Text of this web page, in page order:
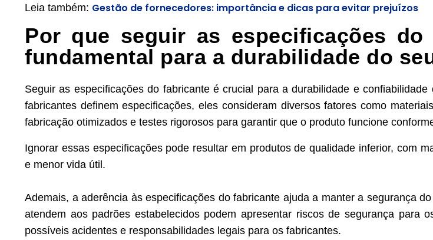
Leia também: Gestão de fornecedores: importância e dicas para evitar prejuízos
Por que seguir as especificações do
fundamental para a durabilidade do
Seguir as especificações do fabricante é crucial para a durabilidade e
fabricantes definem especificações, eles consideram diversos fatores como
fabricação otimizados e testes rigorosos para garantir que o produto funcione
Ignorar essas especificações pode resultar em produtos de qualidade inferior, com
e menor vida útil.
Ademais, a aderência às especificações do fabricante ajuda a manter a segurança
atendem aos padrões estabelecidos podem apresentar riscos de segurança para
possíveis acidentes e responsabilidades legais para os fabricantes.